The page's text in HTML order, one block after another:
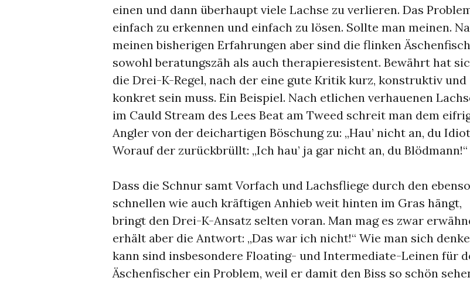
einen und dann überhaupt viele Lachse zu verlieren. Das
einfach zu erkennen und einfach zu lösen. Sollte man meinen.
meinen bisherigen Erfahrungen aber sind die flinken
sowohl beratungszäh als auch therapieresistent. Bewährt hat
die Drei-K-Regel, nach der eine gute Kritik kurz, konstruktiv und
konkret sein muss. Ein Beispiel. Nach etlichen verhauenen
im Cauld Stream des Lees Beat am Tweed schreit man dem
Angler von der deichartigen Böschung zu: „Hau’ nicht an, du
Worauf der zurückbrüllt: „Ich hau’ ja gar nicht an, du Blödmann!“
Dass die Schnur samt Vorfach und Lachsfliege durch den ebenso
schnellen wie auch kräftigen Anhieb weit hinten im Gras hängt,
bringt den Drei-K-Ansatz selten voran. Man mag es zwar
erhält aber die Antwort: „Das war ich nicht!“ Wie man sich
kann sind insbesondere Floating- und Intermediate-Leinen für
Äschenfischer ein Problem, weil er damit den Biss so schön